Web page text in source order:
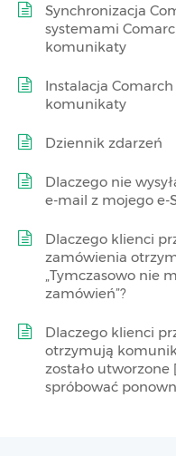
Synchronizacja
systemami
komunikaty
Instalacja Comarch
komunikaty
Dziennik zdarzeń
Dlaczego nie
e-mail z mojego e-
Dlaczego klienci
zamówienia
„Tymczasowo nie
zamówień”?
Dlaczego klienci
otrzymują
zostało utworzone
spróbować